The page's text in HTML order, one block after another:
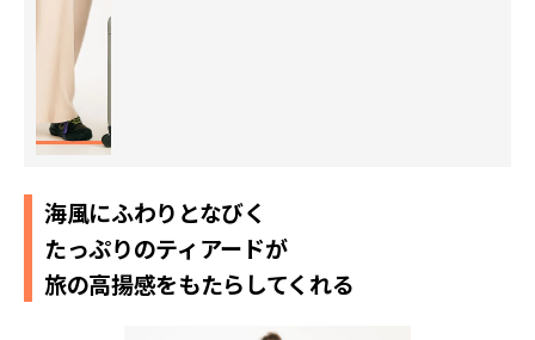
海風にふわりとなびく
たっぷりのティアードが
旅の高揚感をもたらしてくれる